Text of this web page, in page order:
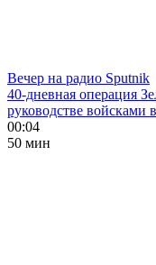
Вечер на радио Sputnik
40-дневная операция
руководстве войсками
00:04
50 мин